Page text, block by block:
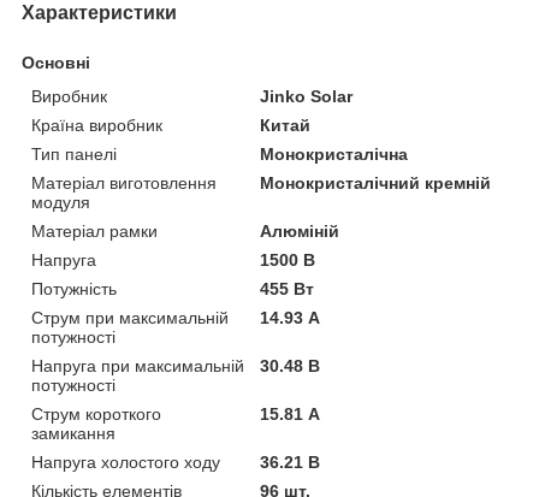
Характеристики
Основні
Виробник
Jinko Solar
Країна виробник
Китай
Тип панелі
Монокристалічна
Матеріал виготовлення
модуля
Монокристалічний кремній
Матеріал рамки
Алюміній
Напруга
1500 В
Потужність
455 Вт
Струм при максимальній
потужності
14.93 А
Напруга при максимальній
потужності
30.48 В
Струм короткого
замикання
15.81 А
Напруга холостого ходу
36.21 В
Кількість елементів
96 шт.